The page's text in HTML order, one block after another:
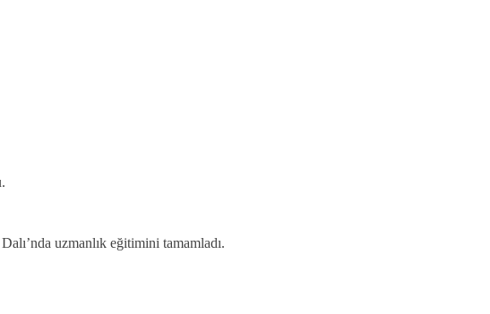
uzmanlık eğitimini tamamladı.